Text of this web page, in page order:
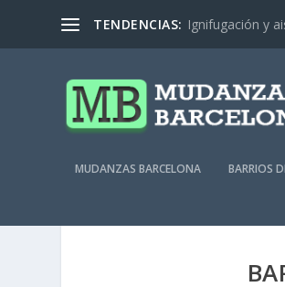
TENDENCIAS: Ignifugación y
MUDANZAS BARCELONA BARRIOS